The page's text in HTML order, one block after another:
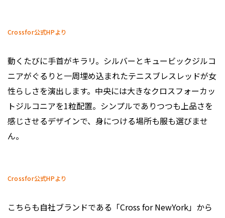
Crossfor公式HPより
動くたびに手首がキラリ。シルバーとキュービックジルコ
ニアがぐるりと一周埋め込まれたテニスブレスレッドが女
性らしさを演出します。中央には大きなクロスフォーカッ
トジルコニアを1粒配置。シンプルでありつつも上品さを
感じさせるデザインで、身につける場所も服も選びませ
ん。
Crossfor公式HPより
こちらも自社ブランドである「Cross for NewYork」から